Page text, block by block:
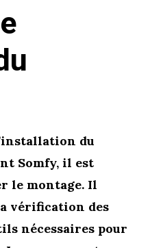
du
Somfy, il est
le montage. Il
vérification des
nécessaires pour